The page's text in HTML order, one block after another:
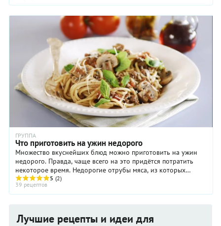
ГРУППА
Что приготовить на ужин недорого
Множество вкуснейших блюд можно приготовить на ужин
недорого. Правда, чаще всего на это придётся потратить
некоторое время. Недорогие отрубы мяса, из которых
получаются прекрасные рагу любой ...
5 (2)
39 рецептов
Лучшие рецепты и идеи для